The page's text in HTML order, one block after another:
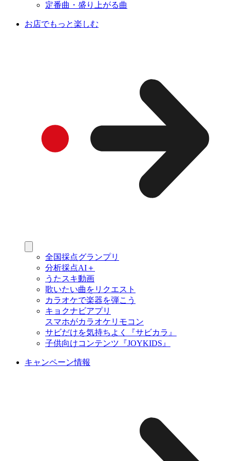
定番曲・盛り上がる曲
お店でもっと楽しむ
全国採点グランプリ
分析採点AI＋
うたスキ動画
歌いたい曲をリクエスト
カラオケで楽器を弾こう
キョクナビアプリ
スマホがカラオケリモコン
サビだけを気持ちよく『サビカラ』
子供向けコンテンツ『JOYKIDS』
キャンペーン情報